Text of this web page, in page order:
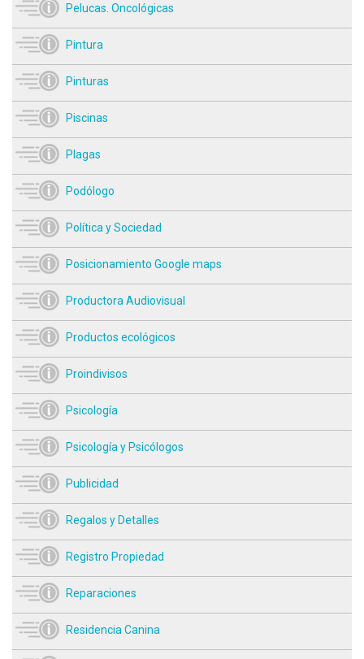
Pelucas. Oncológicas
Pintura
Pinturas
Piscinas
Plagas
Podólogo
Política y Sociedad
Posicionamiento Google maps
Productora Audiovisual
Productos ecológicos
Proindivisos
Psicología
Psicología y Psicólogos
Publicidad
Regalos y Detalles
Registro Propiedad
Reparaciones
Residencia Canina